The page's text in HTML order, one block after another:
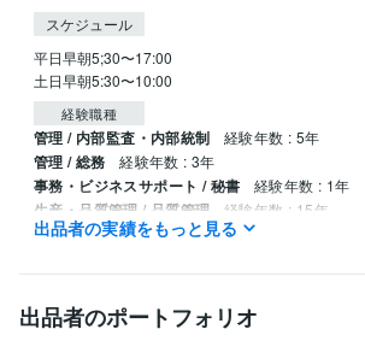
スケジュール
平日早朝5;30〜17:00
土日早朝5:30〜10:00
経験職種
管理 / 内部監査・内部統制 経験年数 : 5年
管理 / 総務 経験年数 : 3年
事務・ビジネスサポート / 秘書 経験年数 : 1年
生産・品質管理 / 品質管理 経験年数 : 15年
ライフスタイル・その他 / 講師・インストラクター
職歴
大手食品メーカー
出品者の実績をもっと見る
出品者のポートフォリオ